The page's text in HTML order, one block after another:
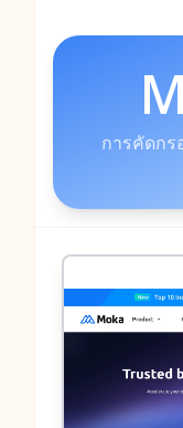
การคัดกร